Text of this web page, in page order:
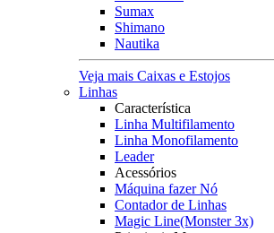
Sumax
Shimano
Nautika
Veja mais Caixas e Estojos
Linhas
Característica
Linha Multifilamento
Linha Monofilamento
Leader
Acessórios
Máquina fazer Nó
Contador de Linhas
Magic Line(Monster 3x)